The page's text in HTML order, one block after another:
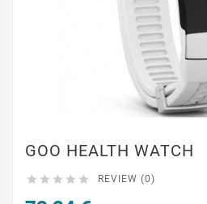
GOO HEALTH WATCH
     REVIEW (0)